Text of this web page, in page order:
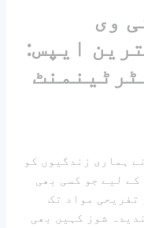
وی
ایپس:
ہماری زندگیوں کو
لیے جو کسی بھی
تفریحی مواد تک
شوز کہیں بھی